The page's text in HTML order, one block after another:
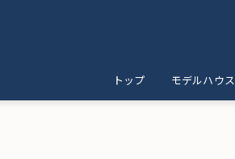
トップ モデルハウス